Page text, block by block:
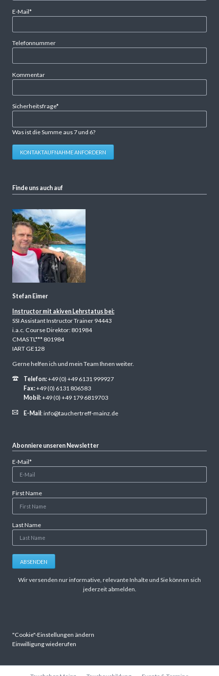
Pflichtfeld
E-Mail*
Telefonnummer
Kommentar
Pflichtfeld
Sicherheitsfrage*
Was ist die Summe aus 7 und 6?
KONTAKTAUFNAHME ANFORDERN
Finde uns auch auf
Stefan Eimer
Instructor mit akiven Lehrstatus bei:
SSI Assistant Instructor Trainer 94443
i.a.c. Course Direktor: 801984
CMAS TL*** 801984
IART GE128
Gerne helfen ich und mein Team Ihnen weiter.
Telefon:+49 (0) +49 6131 999927
Fax:+49 (0) 6131 806583
Mobil:+49 (0) +49 179 6819703
E-Mail:info@tauchertreff-mainz.de
Abonniere unseren Newsletter
Pflichtfeld
E-Mail*
First Name
Last Name
ABSENDEN
Wir versenden nur informative, relevante Inhalte und Sie können sich
jederzeit abmelden.
"Cookie"-Einstellungen ändern
Einwilligung wiederufen
Navigation